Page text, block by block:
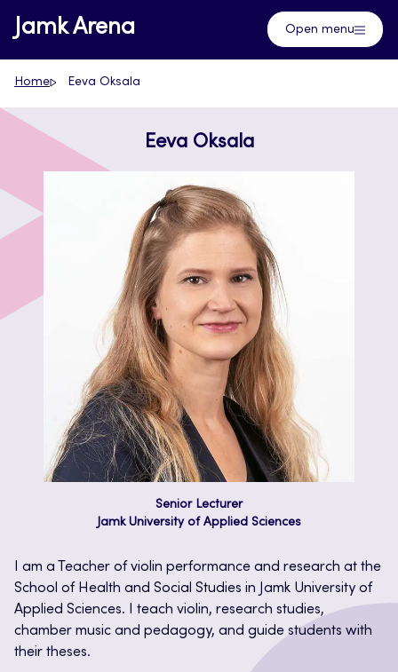
Skip
to
content
Jamk Arena Open menu
Home Eeva Oksala
Eeva Oksala
Senior Lecturer
Jamk University of Applied Sciences
I am a Teacher of violin performance and research at the
School of Health and Social Studies in Jamk University of
Applied Sciences. I teach violin, research studies,
chamber music and pedagogy, and guide students with
their theses.